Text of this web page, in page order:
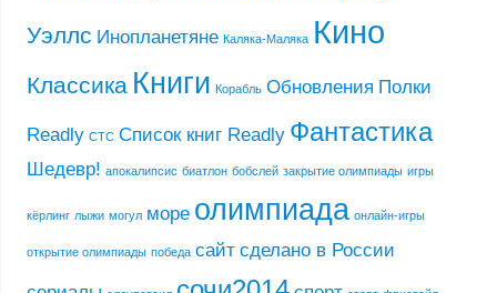
Уэллс Инопланетяне Каляка-Маляка Кино
Классика Книги Корабль Обновления Полки
Readly СТС Список книг Readly Фантастика
Шедевр! апокалипсис биатлон бобслей закрытие олимпиады игры
кёрлинг лыжи могул море олимпиада онлайн-игры
открытие олимпиады победа сайт сделано в России